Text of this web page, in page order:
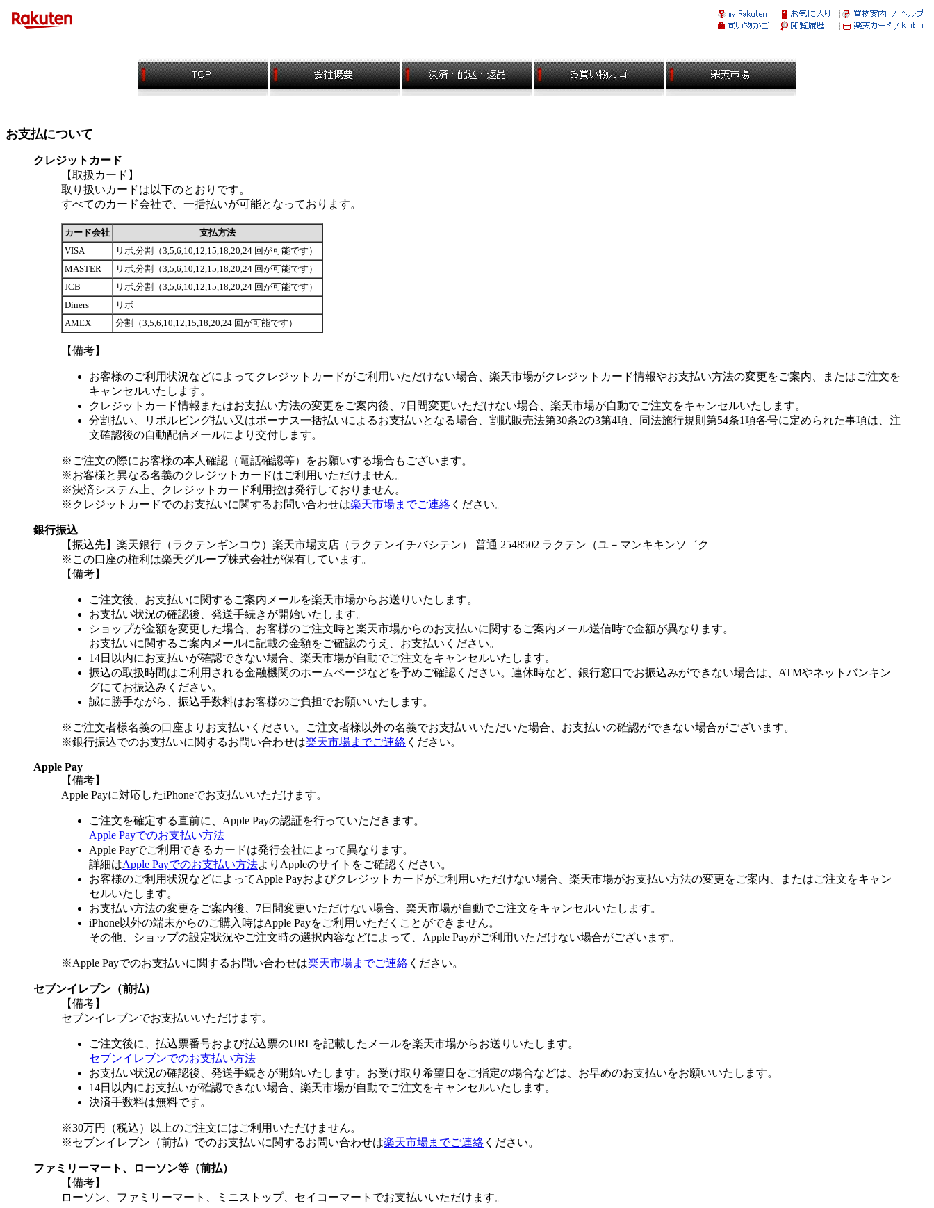
お支払について
クレジットカード
【取扱カード】
取り扱いカードは以下のとおりです。
すべてのカード会社で、一括払いが可能となっております。
カード会社
支払方法
VISA
リボ,分割（3,5,6,10,12,15,18,20,24 回が可能です）
MASTER
リボ,分割（3,5,6,10,12,15,18,20,24 回が可能です）
JCB
リボ,分割（3,5,6,10,12,15,18,20,24 回が可能です）
Diners
リボ
AMEX
分割（3,5,6,10,12,15,18,20,24 回が可能です）
【備考】
お客様のご利用状況などによってクレジットカードがご利用いただけない場合、楽天市場がクレジットカード情報やお支払い方法の変更をご案内、またはご注文を
キャンセルいたします。
クレジットカード情報またはお支払い方法の変更をご案内後、7日間変更いただけない場合、楽天市場が自動でご注文をキャンセルいたします。
分割払い、リボルビング払い又はボーナス一括払いによるお支払いとなる場合、割賦販売法第30条2の3第4項、同法施行規則第54条1項各号に定められた事項は、注
文確認後の自動配信メールにより交付します。
※ご注文の際にお客様の本人確認（電話確認等）をお願いする場合もございます。
※お客様と異なる名義のクレジットカードはご利用いただけません。
※決済システム上、クレジットカード利用控は発行しておりません。
※クレジットカードでのお支払いに関するお問い合わせは楽天市場までご連絡 ください。
銀行振込
【振込先】楽天銀行（ラクテンギンコウ）楽天市場支店（ラクテンイチバシテン） 普通 2548502 ラクテン（ユ－マンキキンソ゛ク
※この口座の権利は楽天グループ株式会社が保有しています。
【備考】
ご注文後、お支払いに関するご案内メールを楽天市場からお送りいたします。
お支払い状況の確認後、発送手続きが開始いたします。
ショップが金額を変更した場合、お客様のご注文時と楽天市場からのお支払いに関するご案内メール送信時で金額が異なります。
お支払いに関するご案内メールに記載の金額をご確認のうえ、お支払いください。
14日以内にお支払いが確認できない場合、楽天市場が自動でご注文をキャンセルいたします。
振込の取扱時間はご利用される金融機関のホームページなどを予めご確認ください。連休時など、銀行窓口でお振込みができない場合は、ATMやネットバンキン
グにてお振込みください。
誠に勝手ながら、振込手数料はお客様のご負担でお願いいたします。
※ご注文者様名義の口座よりお支払いください。ご注文者様以外の名義でお支払いいただいた場合、お支払いの確認ができない場合がございます。
※銀行振込でのお支払いに関するお問い合わせは楽天市場までご連絡 ください。
Apple Pay
【備考】
Apple Payに対応したiPhoneでお支払いいただけます。
ご注文を確定する直前に、Apple Payの認証を行っていただきます。
Apple Payでのお支払い方法
Apple Payでご利用できるカードは発行会社によって異なります。
詳細はApple Payでのお支払い方法よりAppleのサイトをご確認ください。
お客様のご利用状況などによってApple Payおよびクレジットカードがご利用いただけない場合、楽天市場がお支払い方法の変更をご案内、またはご注文をキャン
セルいたします。
お支払い方法の変更をご案内後、7日間変更いただけない場合、楽天市場が自動でご注文をキャンセルいたします。
iPhone以外の端末からのご購入時はApple Payをご利用いただくことができません。
その他、ショップの設定状況やご注文時の選択内容などによって、Apple Payがご利用いただけない場合がございます。
※Apple Payでのお支払いに関するお問い合わせは楽天市場までご連絡 ください。
セブンイレブン（前払）
【備考】
セブンイレブンでお支払いいただけます。
ご注文後に、払込票番号および払込票のURLを記載したメールを楽天市場からお送りいたします。
セブンイレブンでのお支払い方法
お支払い状況の確認後、発送手続きが開始いたします。お受け取り希望日をご指定の場合などは、お早めのお支払いをお願いいたします。
14日以内にお支払いが確認できない場合、楽天市場が自動でご注文をキャンセルいたします。
決済手数料は無料です。
※30万円（税込）以上のご注文にはご利用いただけません。
※セブンイレブン（前払）でのお支払いに関するお問い合わせは楽天市場までご連絡 ください。
ファミリーマート、ローソン等（前払）
【備考】
ローソン、ファミリーマート、ミニストップ、セイコーマートでお支払いいただけます。